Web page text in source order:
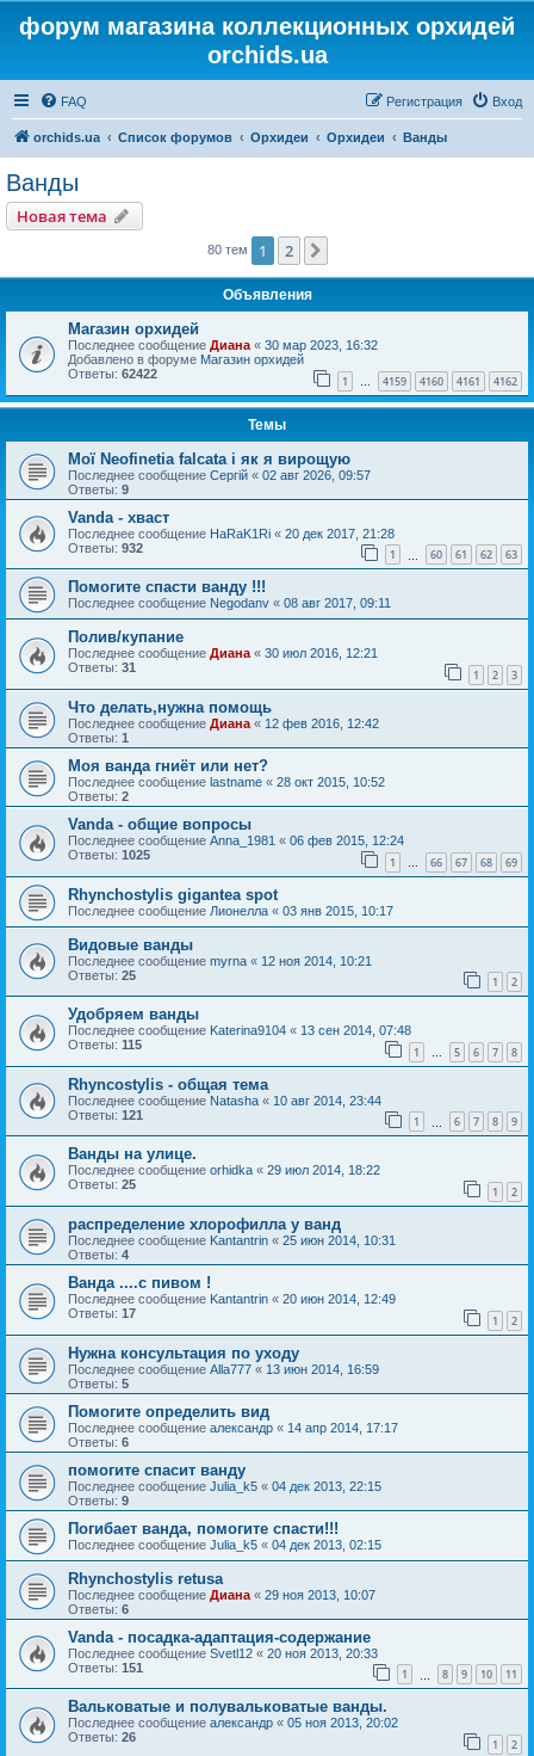
форум магазина коллекционных орхидей
orchids.ua
FAQ Вход
Регистрация
orchids.ua Список форумов Орхидеи Орхидеи Ванды
Ванды
Новая тема
80 тем 1 2
Объявления
Магазин орхидей
Последнее сообщение Диана « 30 мар 2023, 16:32
Добавлено в форуме Магазин орхидей
Ответы: 62422 1 … 4159 4160 4161 4162
Темы
Мої Neofinetia falcata і як я вирощую
Последнее сообщение Сергій « 02 авг 2026, 09:57
Ответы: 9
Vanda - хваст
Последнее сообщение HaRaK1Ri « 20 дек 2017, 21:28
Ответы: 932 1 60 61 62 63
Помогите спасти ванду !!!
Последнее сообщение Negodanv « 08 авг 2017, 09:11
Полив/купание
Последнее сообщение Диана « 30 июл 2016, 12:21
Ответы: 31 1 2 3
Что делать,нужна помощь
Последнее сообщение Диана « 12 фев 2016, 12:42
Ответы: 1
Моя ванда гниёт или нет?
Последнее сообщение lastname « 28 окт 2015, 10:52
Ответы: 2
Vanda - общие вопросы
Последнее сообщение Anna_1981 « 06 фев 2015, 12:24
Ответы: 1025 1 … 66 67 68 69
Rhynchostylis gigantea spot
Последнее сообщение Лионелла « 03 янв 2015, 10:17
Видовые ванды
Последнее сообщение myrna « 12 ноя 2014, 10:21
Ответы: 25 1 2
Удобряем ванды
Последнее сообщение Katerina9104 « 13 сен 2014, 07:48
Ответы: 115 1 … 5 6 7 8
Rhyncostylis - общая тема
Последнее сообщение Natasha « 10 авг 2014, 23:44
Ответы: 121 1 6 7 8 9
Ванды на улице.
Последнее сообщение orhidka « 29 июл 2014, 18:22
Ответы: 25 1 2
распределение хлорофилла у ванд
Последнее сообщение Kantantrin « 25 июн 2014, 10:31
Ответы: 4
Ванда ....с пивом !
Последнее сообщение Kantantrin « 20 июн 2014, 12:49
Ответы: 17 1 2
Нужна консультация по уходу
Последнее сообщение Alla777 « 13 июн 2014, 16:59
Ответы: 5
Помогите определить вид
Последнее сообщение александр « 14 апр 2014, 17:17
Ответы: 6
помогите спасит ванду
Последнее сообщение Julia_k5 « 04 дек 2013, 22:15
Ответы: 9
Погибает ванда, помогите спасти!!!
Последнее сообщение Julia_k5 « 04 дек 2013, 02:15
Rhynchostylis retusa
Последнее сообщение Диана « 29 ноя 2013, 10:07
Ответы: 6
Vanda - посадка-адаптация-содержание
Последнее сообщение Svetl12 « 20 ноя 2013, 20:33
Ответы: 151 1 8 9 10 11
Вальковатые и полувальковатые ванды.
Последнее сообщение александр « 05 ноя 2013, 20:02
Ответы: 26 1 2